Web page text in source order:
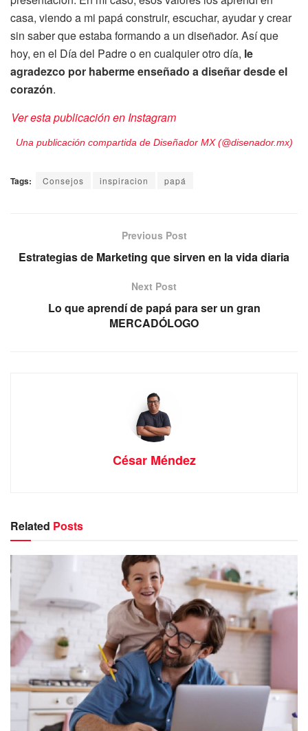
casa, viendo a mi papá construir, escuchar, ayudar y crear
sin saber que estaba formando a un diseñador. Así que
hoy, en el Día del Padre o en cualquier otro día, le
agradezco por haberme enseñado a diseñar desde el
corazón.
Ver esta publicación en Instagram
Una publicación compartida de Diseñador MX (@disenador.mx)
Tags: Consejos inspiracion papá
Previous Post
Estrategias de Marketing que sirven en la vida diaria
Next Post
Lo que aprendí de papá para ser un gran
MERCADÓLOGO
César Méndez
Related Posts